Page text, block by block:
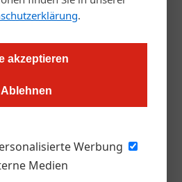
.
akzeptieren
Ablehnen
Werbung
Medien
ist das eigene Land als
von Reppublika durchgeführten